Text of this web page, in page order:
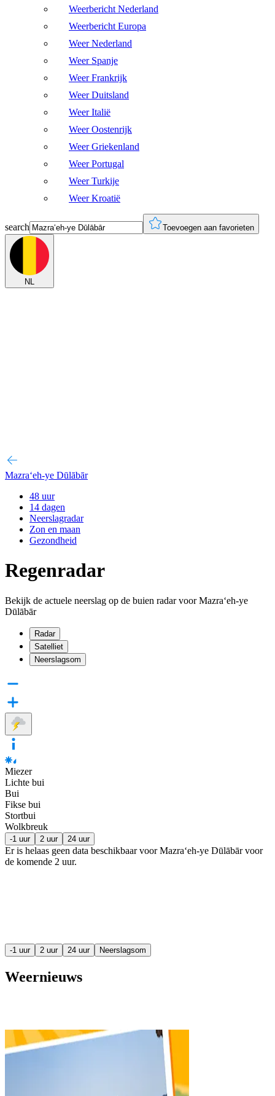
Weerbericht Nederland
Weerbericht Europa
Weer Nederland
Weer Spanje
Weer Frankrijk
Weer Duitsland
Weer Italië
Weer Oostenrijk
Weer Griekenland
Weer Portugal
Weer Turkije
Weer Kroatië
search Toevoegen aan favorieten
NL
Mazra‘eh-ye Dūlābār
48 uur
14 dagen
Neerslagradar
Zon en maan
Gezondheid
Regenradar
Bekijk de actuele neerslag op de buien radar voor Mazra‘eh-ye
Dūlābār
Radar
Satelliet
Neerslagsom
Miezer
Lichte bui
Bui
Fikse bui
Stortbui
Wolkbreuk
-1 uur 2 uur 24 uur
Er is helaas geen data beschikbaar voor Mazra‘eh-ye Dūlābār voor
de komende 2 uur.
-1 uur 2 uur 24 uur Neerslagsom
Weernieuws